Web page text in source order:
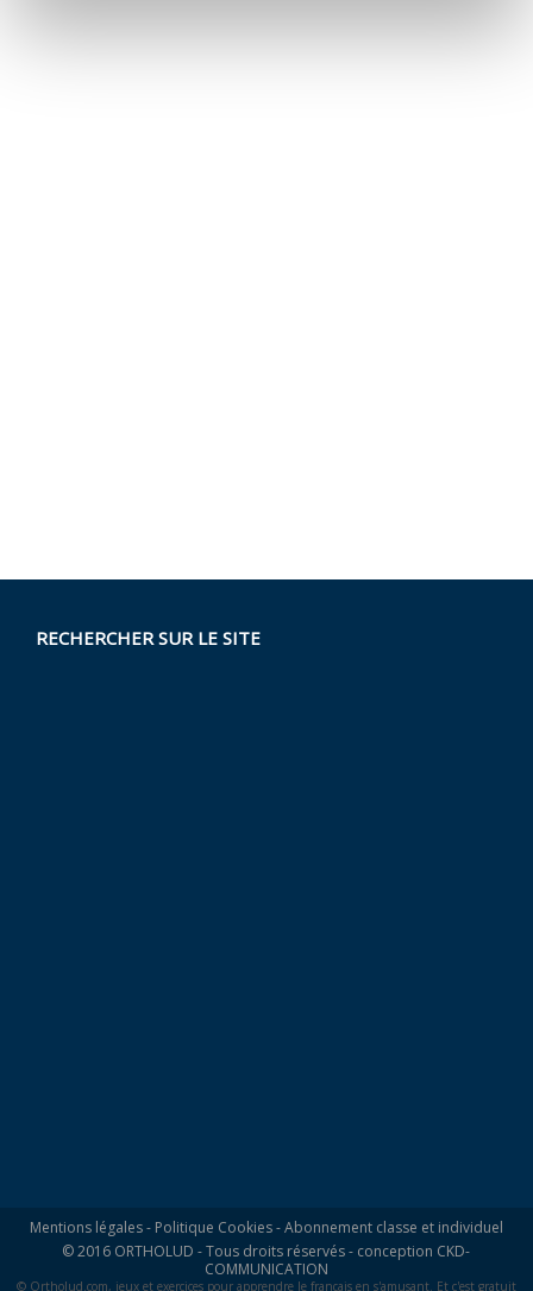
RECHERCHER SUR LE SITE
Mentions légales- Politique Cookies-Abonnement classe et individuel
© 2016 ORTHOLUD - Tous droits réservés - conception CKD-
COMMUNICATION
© Ortholud.com, jeux et exercices pour apprendre le français en s'amusant. Et c'est gratuit